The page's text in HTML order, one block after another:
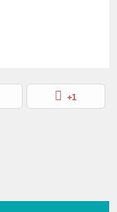
+1